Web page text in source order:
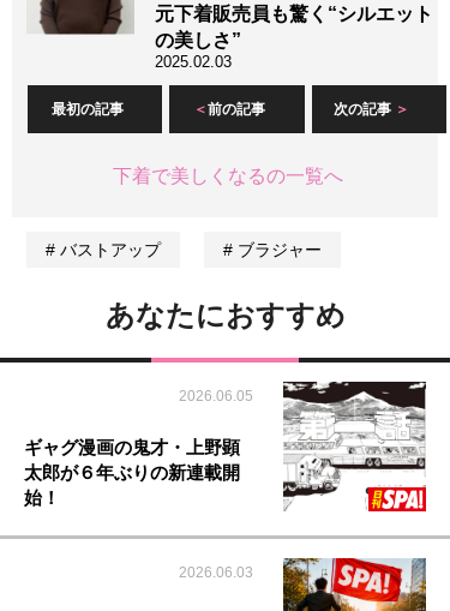
元下着販売員も驚く“シルエット
の美しさ”
2025.02.03
最初の記事 前の記事 次の記事
下着で美しくなるの一覧へ
バストアップ ブラジャー
あなたにおすすめ
2026.06.05
ギャグ漫画の鬼才・上野顕
太郎が６年ぶりの新連載開
始！
2026.06.03